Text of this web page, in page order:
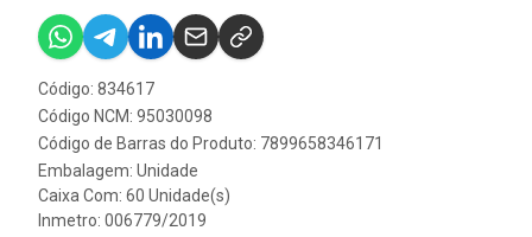
Código: 834617
Código NCM: 95030098
Código de Barras do Produto: 7899658346171
Embalagem: Unidade
Caixa Com: 60 Unidade(s)
Inmetro: 006779/2019